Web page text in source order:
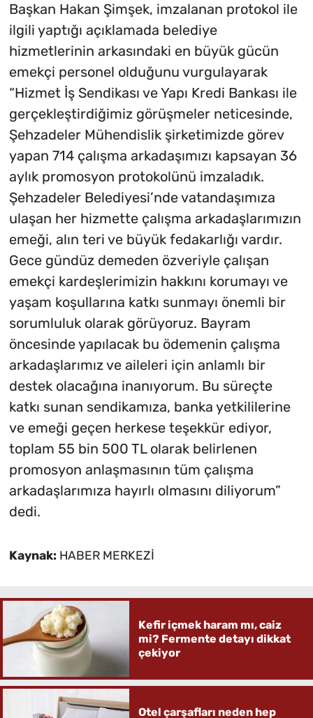
Başkan Hakan Şimşek, imzalanan protokol ile
ilgili yaptığı açıklamada belediye
hizmetlerinin arkasındaki en büyük gücün
emekçi personel olduğunu vurgulayarak
“Hizmet İş Sendikası ve Yapı Kredi Bankası ile
gerçekleştirdiğimiz görüşmeler neticesinde,
Şehzadeler Mühendislik şirketimizde görev
yapan 714 çalışma arkadaşımızı kapsayan 36
aylık promosyon protokolünü imzaladık.
Şehzadeler Belediyesi’nde vatandaşımıza
ulaşan her hizmette çalışma arkadaşlarımızın
emeği, alın teri ve büyük fedakarlığı vardır.
Gece gündüz demeden özveriyle çalışan
emekçi kardeşlerimizin hakkını korumayı ve
yaşam koşullarına katkı sunmayı önemli bir
sorumluluk olarak görüyoruz. Bayram
öncesinde yapılacak bu ödemenin çalışma
arkadaşlarımız ve aileleri için anlamlı bir
destek olacağına inanıyorum. Bu süreçte
katkı sunan sendikamıza, banka yetkililerine
ve emeği geçen herkese teşekkür ediyor,
toplam 55 bin 500 TL olarak belirlenen
promosyon anlaşmasının tüm çalışma
arkadaşlarımıza hayırlı olmasını diliyorum”
dedi.
Kaynak: HABER MERKEZİ
Kefir içmek haram mı, caiz
mi? Fermente detayı dikkat
çekiyor
Otel çarşafları neden hep